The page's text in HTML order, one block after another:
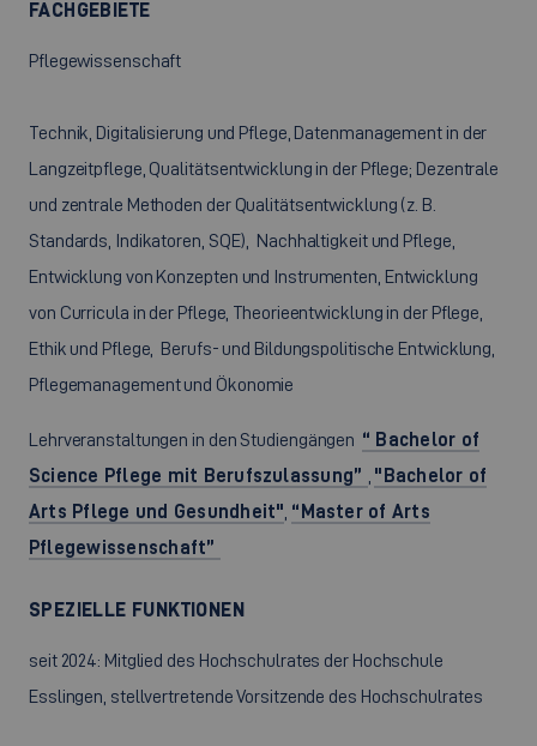
FACHGEBIETE
Pflegewissenschaft
Technik, Digitalisierung und Pflege, Datenmanagement in der
Langzeitpflege, Qualitätsentwicklung in der Pflege; Dezentrale
und zentrale Methoden der Qualitätsentwicklung (z. B.
Standards, Indikatoren, SQE), Nachhaltigkeit und Pflege,
Entwicklung von Konzepten und Instrumenten, Entwicklung
von Curricula in der Pflege, Theorieentwicklung in der Pflege,
Ethik und Pflege, Berufs- und Bildungspolitische Entwicklung,
Pflegemanagement und Ökonomie
Lehrveranstaltungen in den Studiengängen “ Bachelor of
Science Pflege mit Berufszulassung”
"Bachelor of
Arts Pflege und Gesundheit" “Master of Arts
Pflegewissenschaft”
SPEZIELLE FUNKTIONEN
seit 2024: Mitglied des Hochschulrates der Hochschule
Esslingen, stellvertretende Vorsitzende des Hochschulrates